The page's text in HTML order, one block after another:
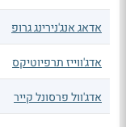
אדאג אנג'נירינג גרופ
אדג'ווייז תרפיוטיקס
אדג'וול פרסונל קייר